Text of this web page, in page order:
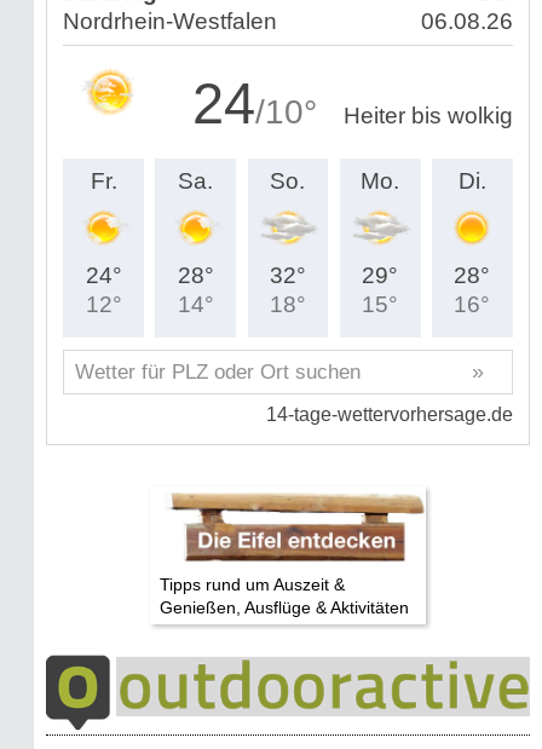
Tipps rund um Auszeit &
Genießen, Ausflüge & Aktivitäten